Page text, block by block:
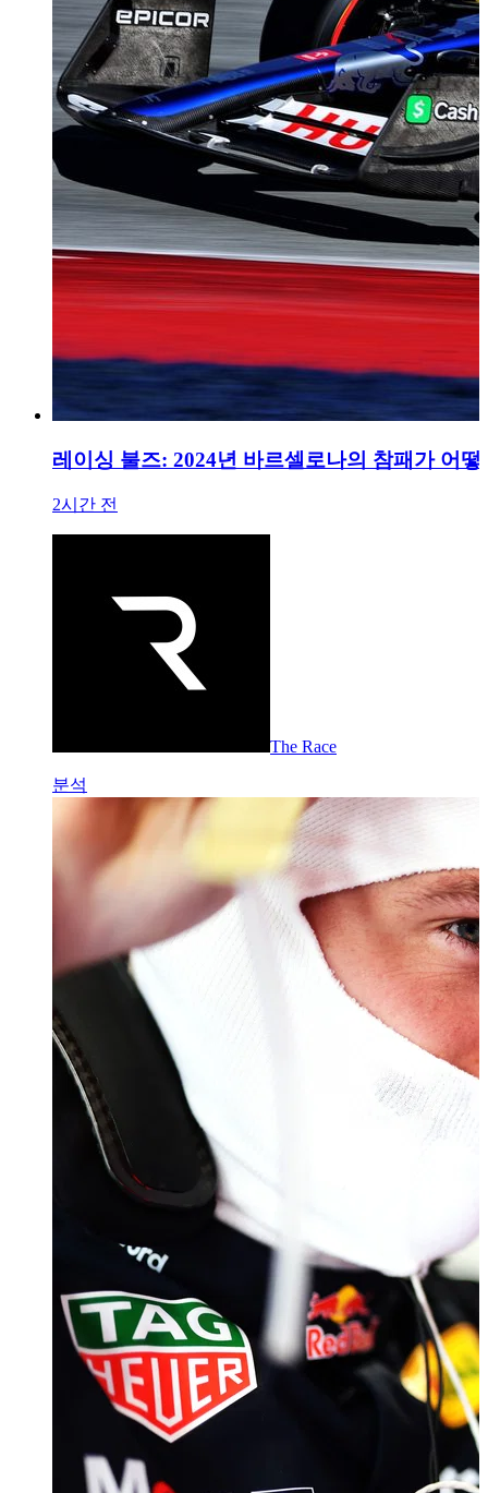
레이싱 불즈: 2024년 바르셀로나의 참패가 어
2시간 전
The Race
분석